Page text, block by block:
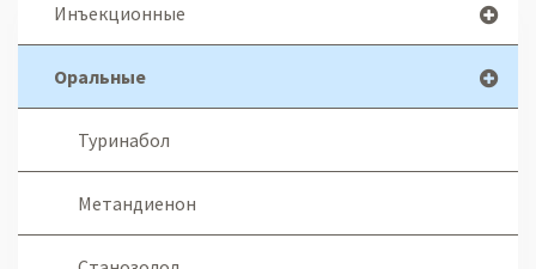
Инъекционные
Оральные
Туринабол
Метандиенон